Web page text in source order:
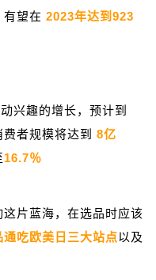
有望在 2023年达到923
兴趣的增长，预计到
者规模将达到 8亿
16.7％
片蓝海，在选品时应该
吃欧美日三大站点以及